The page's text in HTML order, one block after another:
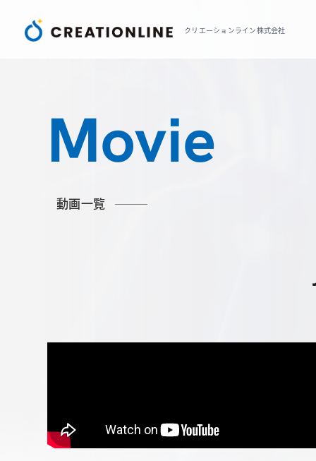
クリエーションライン株式会社
Movie
動画一覧